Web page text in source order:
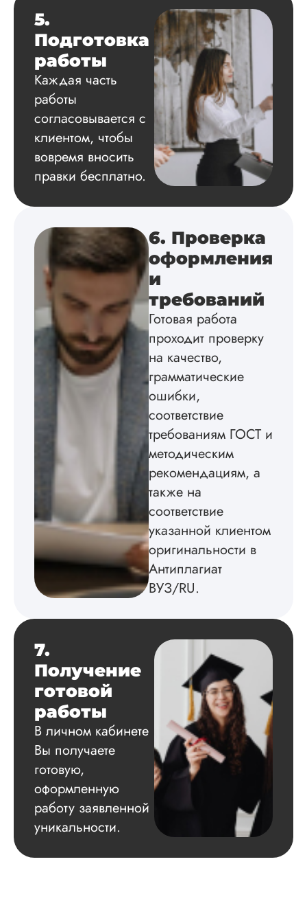
все
литературные
источники.
Уникальность
читается
на одном дыхании.
Евгений
Иванович
Диссертация
Дата:2024-03-25
Кандидатская по
истории была
методичкой. Автор
создал структуру
теме
без воды,
некоторые
изображения
бесплатного
редактирования
не
Читать полный
5.
Подготовка
работы
Каждая часть
работы
согласовывается с
клиентом, чтобы
вовремя вносить
правки бесплатно.
6. Проверка
оформления
и
требований
Готовая работа
проходит проверку
на качество,
грамматические
ошибки,
соответствие
требованиям ГОСТ и
методическим
рекомендациям, а
также на
соответствие
указанной клиентом
оригинальности в
Антиплагиат
ВУЗ/RU.
7.
Получение
готовой
работы
В личном кабинете
Вы получаете
готовую,
оформленную
работу заявленной
уникальности.